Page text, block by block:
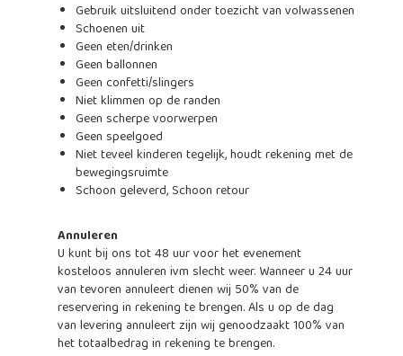
Gebruik uitsluitend onder toezicht van volwassenen
Schoenen uit
Geen eten/drinken
Geen ballonnen
Geen confetti/slingers
Niet klimmen op de randen
Geen scherpe voorwerpen
Geen speelgoed
Niet teveel kinderen tegelijk, houdt rekening met de
bewegingsruimte
Schoon geleverd, Schoon retour
Annuleren
U kunt bij ons tot 48 uur voor het evenement
kosteloos annuleren ivm slecht weer. Wanneer u 24 uur
van tevoren annuleert dienen wij 50% van de
reservering in rekening te brengen. Als u op de dag
van levering annuleert zijn wij genoodzaakt 100% van
het totaalbedrag in rekening te brengen.